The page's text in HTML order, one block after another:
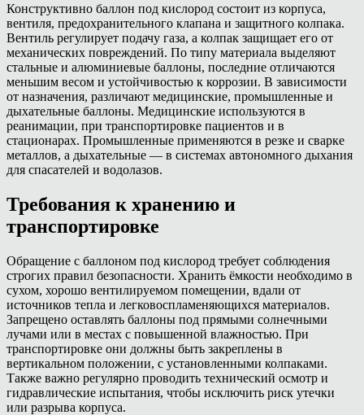
Конструктивно баллон под кислород состоит из корпуса,
вентиля, предохранительного клапана и защитного колпака.
Вентиль регулирует подачу газа, а колпак защищает его от
механических повреждений. По типу материала выделяют
стальные и алюминиевые баллоны, последние отличаются
меньшим весом и устойчивостью к коррозии. В зависимости
от назначения, различают медицинские, промышленные и
дыхательные баллоны. Медицинские используются в
реанимации, при транспортировке пациентов и в
стационарах. Промышленные применяются в резке и сварке
металлов, а дыхательные — в системах автономного дыхания
для спасателей и водолазов.
Требования к хранению и
транспортировке
Обращение с баллоном под кислород требует соблюдения
строгих правил безопасности. Хранить ёмкости необходимо в
сухом, хорошо вентилируемом помещении, вдали от
источников тепла и легковоспламеняющихся материалов.
Запрещено оставлять баллоны под прямыми солнечными
лучами или в местах с повышенной влажностью. При
транспортировке они должны быть закреплены в
вертикальном положении, с установленными колпаками.
Также важно регулярно проводить технический осмотр и
гидравлические испытания, чтобы исключить риск утечки
или разрыва корпуса.